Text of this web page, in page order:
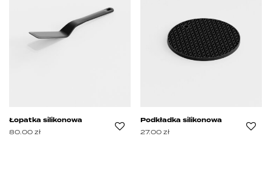
Łopatka silikonowa
80.00 zł
Podkładka silikonowa
27.00 zł